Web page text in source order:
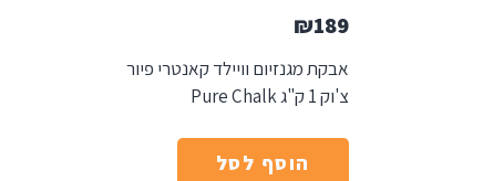
₪189
אבקת מגנזיום וויילד קאנטרי פיור
צ'וק 1 ק"ג Pure Chalk
הוסף לסל